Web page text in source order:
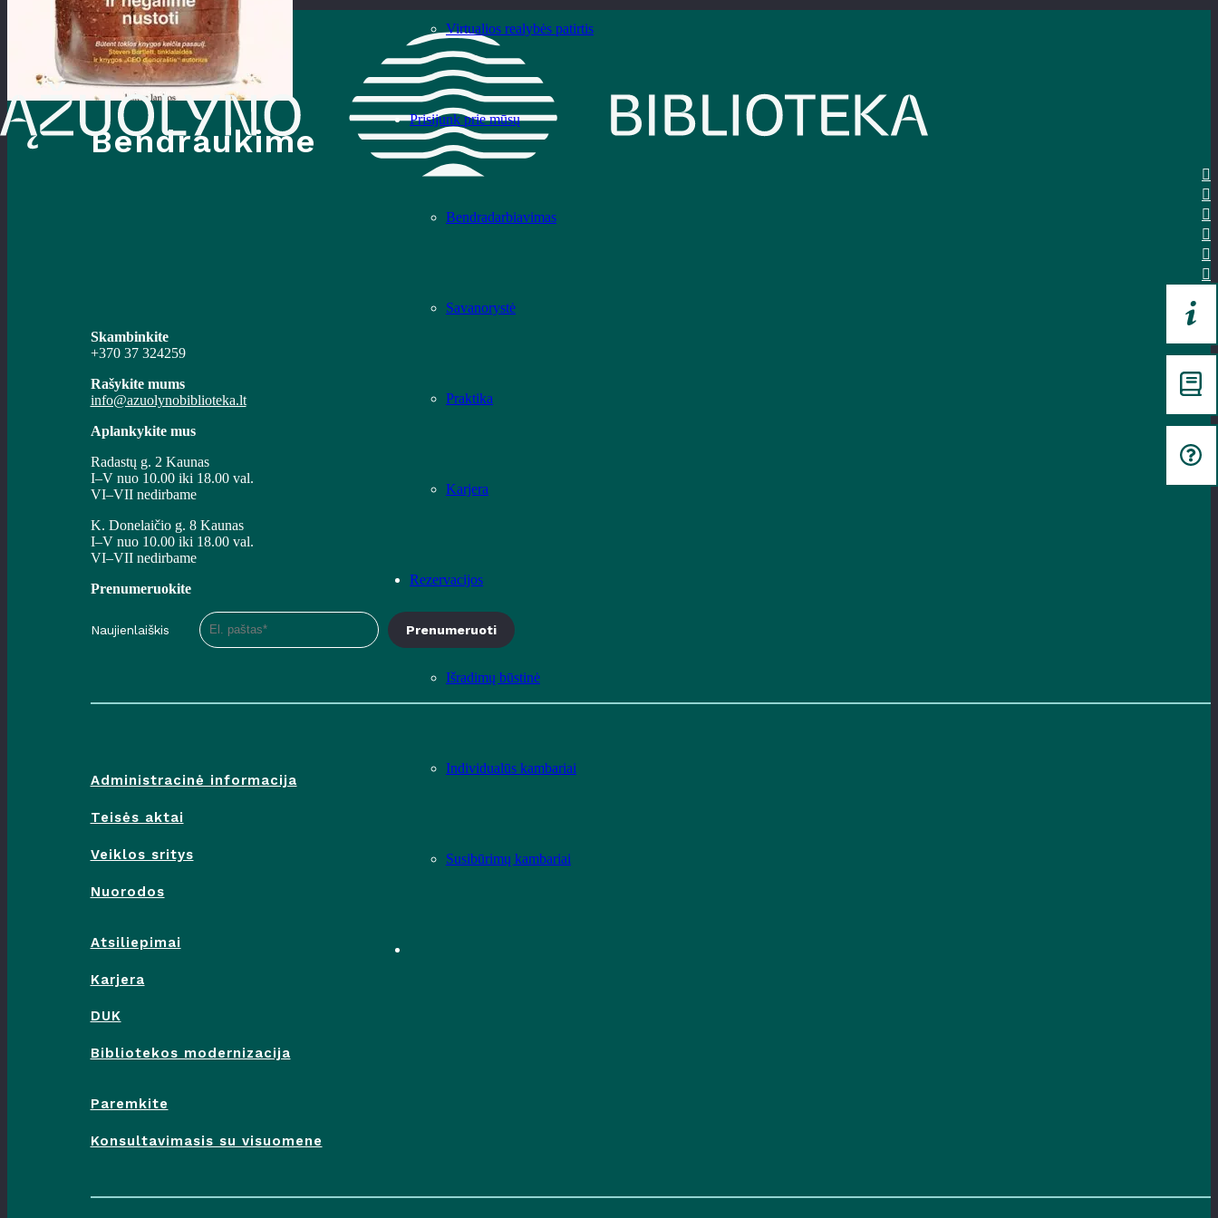
Virtualios realybės patirtis
Prisijunk prie mūsų
Bendradarbiavimas
Savanorystė
Praktika
Karjera
Rezervacijos
Išradimų būstinė
Individualūs kambariai
Susibūrimų kambariai
Bendraukime
Skambinkite
+370 37 324259
Rašykite mums
info@azuolynobiblioteka.lt
Aplankykite mus
Radastų g. 2 Kaunas
I–V nuo 10.00 iki 18.00 val.
VI–VII nedirbame
K. Donelaičio g. 8 Kaunas
I–V nuo 10.00 iki 18.00 val.
VI–VII nedirbame
Prenumeruokite
Naujienlaiškis Prenumeruoti
Administracinė informacija
Teisės aktai
Veiklos sritys
Nuorodos
Atsiliepimai
Karjera
DUK
Bibliotekos modernizacija
Paremkite
Konsultavimasis su visuomene